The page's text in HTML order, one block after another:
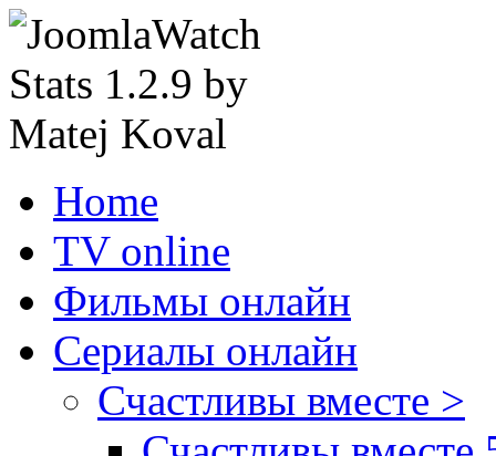
Home
TV online
Фильмы онлайн
Сериалы онлайн
Счастливы вместе >